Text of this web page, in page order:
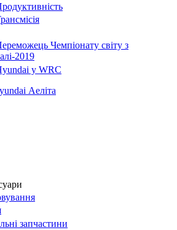
Чемпіонату світу з
2019
у WRC
запчастини